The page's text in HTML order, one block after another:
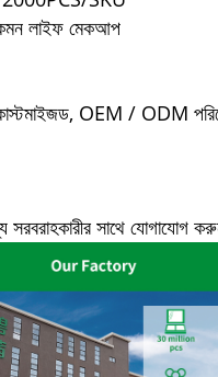
লাইফ মেকআপ
কাস্টমাইজড, OEM / ODM
সরবরাহকারীর সাথে যোগাযোগ